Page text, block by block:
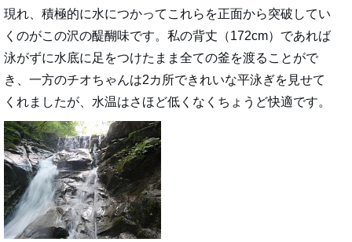
現れ、積極的に水につかってこれらを正面から突破してい
くのがこの沢の醍醐味です。私の背丈（172cm）であれば
泳がずに水底に足をつけたまま全ての釜を渡ることがで
き、一方のチオちゃんは2カ所できれいな平泳ぎを見せて
くれましたが、水温はさほど低くなくちょうど快適です。